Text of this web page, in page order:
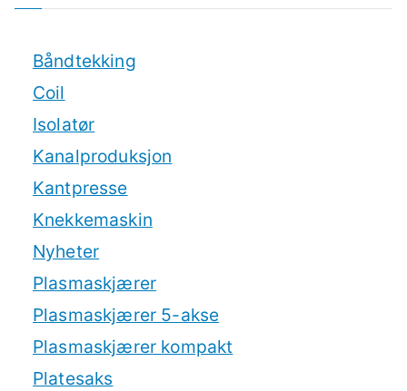
Båndtekking
Coil
Isolatør
Kanalproduksjon
Kantpresse
Knekkemaskin
Nyheter
Plasmaskjærer
Plasmaskjærer 5-akse
Plasmaskjærer kompakt
Platesaks